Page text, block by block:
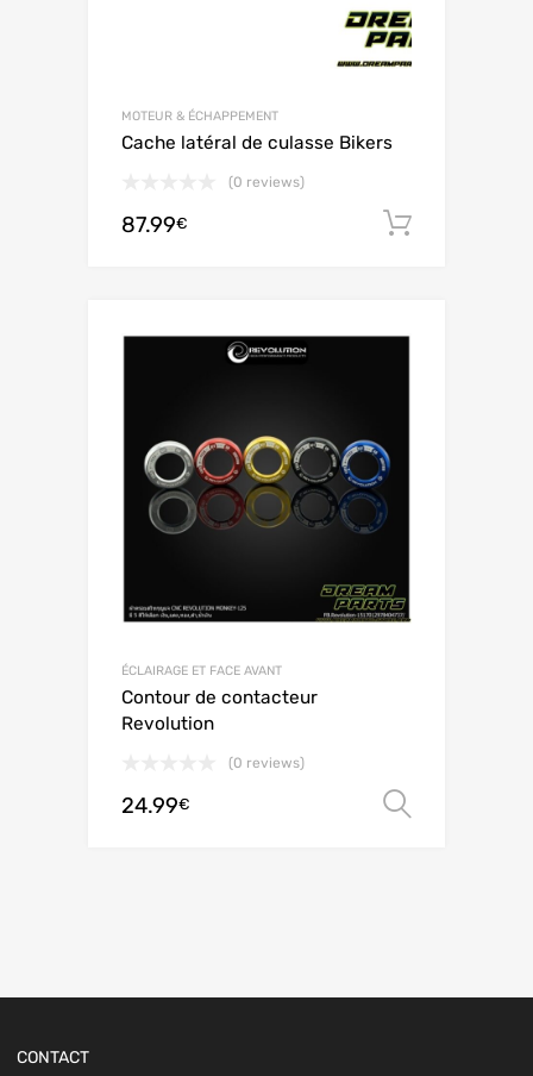
MOTEUR & ÉCHAPPEMENT
Cache latéral de culasse Bikers
(0 reviews)
87.99€
ÉCLAIRAGE ET FACE AVANT
Contour de contacteur
Revolution
(0 reviews)
24.99€
CONTACT